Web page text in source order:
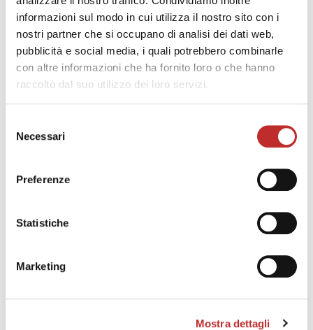
informazioni sul modo in cui utilizza il nostro sito con i
nostri partner che si occupano di analisi dei dati web,
pubblicità e social media, i quali potrebbero combinarle
con altre informazioni che ha fornito loro o che hanno
raccolto dal suo utilizzo dei loro servizi.
delNecessari
Preferenze
Statistiche
Marketing
Mostra dettagli
Stefano Valanzuolo: “Dalla
musica il dialogo che unisce”
LEZIONE CONCERTO DEL
MUSICAINSIEME